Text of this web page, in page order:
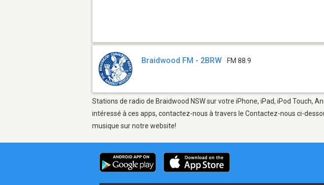
Braidwood FM - 2BRW FM 88.9
Stations de radio de Braidwood NSW sur votre iPhone, iPad, iPod Touch,
intéressé à ces apps, contactez-nous à travers le Contactez-nous ci-
musique sur notre website!